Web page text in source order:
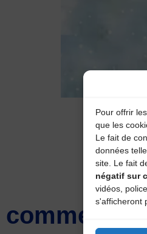
Pour offrir
que les
Le fait de
données
site. Le fait
négatif sur
vidéos,
s'afficheront